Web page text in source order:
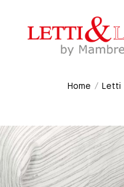
Home / Letti